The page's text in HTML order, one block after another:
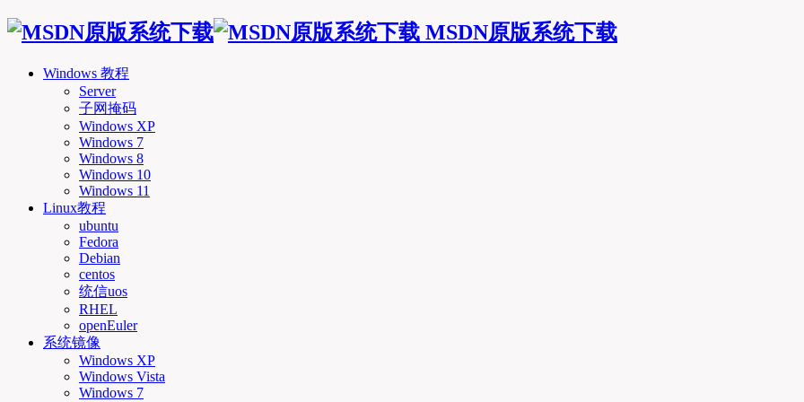
MSDN原版系统下载
Windows 教程
Server
子网掩码
Windows XP
Windows 7
Windows 8
Windows 10
Windows 11
Linux教程
ubuntu
Fedora
Debian
centos
统信uos
RHEL
openEuler
系统镜像
Windows XP
Windows Vista
Windows 7